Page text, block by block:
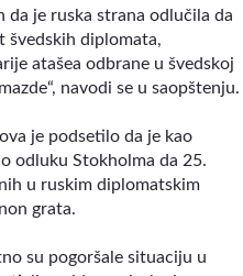
da je ruska strana odlučila da
švedskih diplomata,
atašea odbrane u švedskoj
navodi se u saopštenju.
je podsetilo da je kao
odluku Stokholma da 25.
u ruskim diplomatskim
grata.
su pogoršale situaciju u